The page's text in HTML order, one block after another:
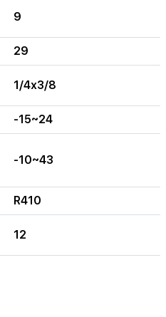
9
29
1/4x3/8
-15~24
-10~43
R410
12